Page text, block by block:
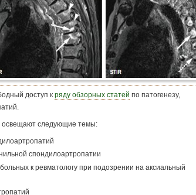
доступ к ряду обзорных статей по патогенезу,
следующие темы:
спондилоартропатии
к ревматологу при подозрении на аксиальный